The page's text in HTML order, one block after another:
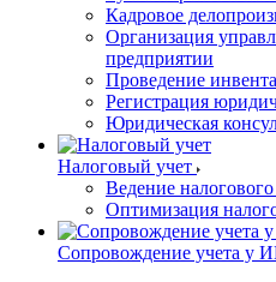
Кадровое
Организация
предприятии
Проведение
Регистрация
Юридическая
Налоговый учет
Ведение
Оптимизация
Сопровождение учета у